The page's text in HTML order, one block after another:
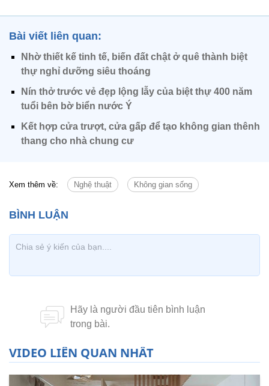
Bài viết liên quan:
Nhờ thiết kế tinh tế, biến đất chật ở quê thành biệt
thự nghỉ dưỡng siêu thoáng
Nín thở trước vẻ đẹp lộng lẫy của biệt thự 400 năm
tuổi bên bờ biển nước Ý
Kết hợp cửa trượt, cửa gấp để tạo không gian thênh
thang cho nhà chung cư
Xem thêm về: Nghệ thuật Không gian sống
VIDEO LIÊN QUAN NHẤT